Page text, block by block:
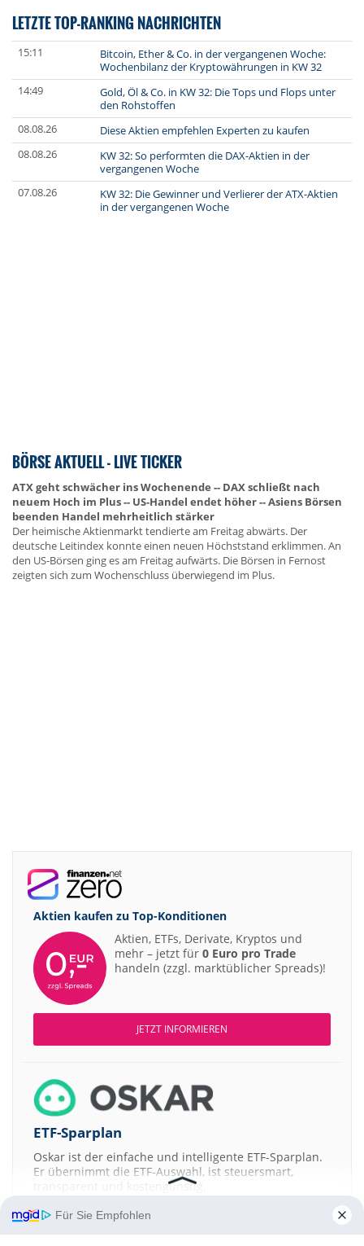
LETZTE TOP-RANKING NACHRICHTEN
15:11
Bitcoin, Ether & Co. in der vergangenen Woche:
Wochenbilanz der Kryptowährungen in KW 32
14:49
Gold, Öl & Co. in KW 32: Die Tops und Flops unter
den Rohstoffen
08.08.26
Diese Aktien empfehlen Experten zu kaufen
08.08.26
KW 32: So performten die DAX-Aktien in der
vergangenen Woche
07.08.26
KW 32: Die Gewinner und Verlierer der ATX-Aktien
in der vergangenen Woche
BÖRSE AKTUELL - LIVE TICKER
ATX geht schwächer ins Wochenende -- DAX schließt nach
neuem Hoch im Plus -- US-Handel endet höher -- Asiens Börsen
beenden Handel mehrheitlich stärker
Der heimische Aktienmarkt tendierte am Freitag abwärts. Der
deutsche Leitindex konnte einen neuen Höchststand erklimmen. An
den US-Börsen ging es am Freitag aufwärts. Die Börsen in Fernost
zeigten sich zum Wochenschluss überwiegend im Plus.
Aktien kaufen zu Top-Konditionen
Aktien, ETFs, Derivate, Kryptos und
mehr – jetzt für 0 Euro pro Trade
handeln (zzgl. marktüblicher Spreads)!
JETZT INFORMIEREN
ETF-Sparplan
Oskar ist der einfache und intelligente ETF-Sparplan.
Er übernimmt die ETF-Auswahl, ist steuersmart,
transparent und kostengünstig.
JETZT MEHR ERFAHREN
Für Sie Empfohlen